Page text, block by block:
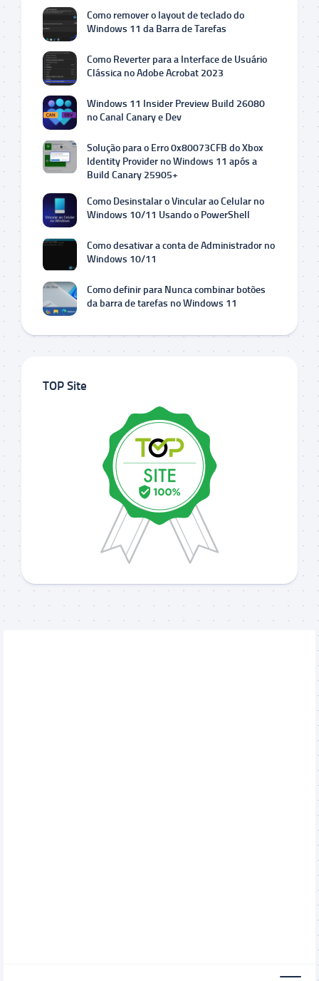
Como remover o layout de teclado do
Windows 11 da Barra de Tarefas
Como Reverter para a Interface de Usuário
Clássica no Adobe Acrobat 2023
Windows 11 Insider Preview Build 26080
no Canal Canary e Dev
Solução para o Erro 0x80073CFB do Xbox
Identity Provider no Windows 11 após a
Build Canary 25905+
Como Desinstalar o Vincular ao Celular no
Windows 10/11 Usando o PowerShell
Como desativar a conta de Administrador no
Windows 10/11
Como definir para Nunca combinar botões
da barra de tarefas no Windows 11
TOP Site